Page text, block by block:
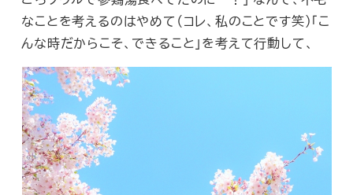
なことを考えるのはやめて（コレ、私のことです笑）「こ
んな時だからこそ、できること」を考えて行動して、